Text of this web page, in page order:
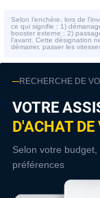
Selon l’enchère, lors de
ce qui signifie : 1)
booster externe ; 2)
l’avant. Cette désignation
démarrer, passer les
RECHERCHE DE
VOTRE
D'ACHAT DE
Selon votre
préférences